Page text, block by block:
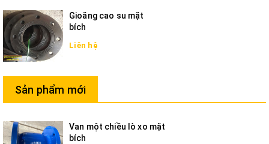
Gioăng cao su mặt
bích
Liên hệ
Sản phẩm mới
Van một chiều lò xo mặt
bích